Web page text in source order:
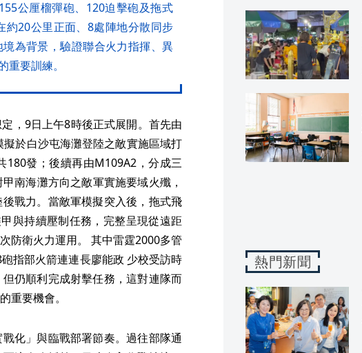
公厘榴彈砲、120迫擊砲及拖式
約20公里正面、8處陣地分散同步
為背景，驗證聯合火力指揮、異
要訓練。
，9日上午8時後正式展開。首先由
於白沙屯海灘登陸之敵實施區域打
發；後續再由M109A2，分成三
南海灘方向之敵軍實施要域火殲，
戰力。當敵軍模擬突入後，拖式飛
與持續壓制任務，完整呈現從遠距
防衛火力運用。 其中雷霆2000多管
指部火箭連連長廖能政 少校受訪時
仍順利完成射擊任務，這對連隊而
重要機會。
化」與臨戰部署節奏。過往部隊通
熱門新聞